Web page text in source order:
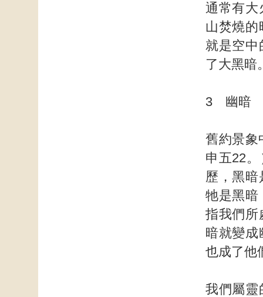
通常有大
山焚燒的
就是空中
了大黑暗
3 幽暗
舊約景象
申五22
歷，黑
牠是黑暗
指我們所
暗就變成
也成了他
我們屬靈